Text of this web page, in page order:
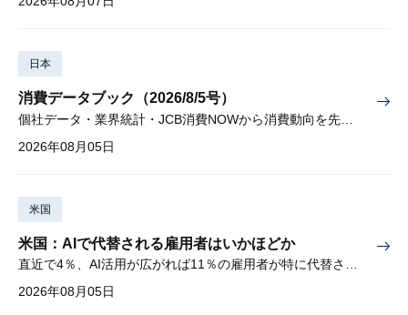
日本
消費データブック（2026/8/5号）
2026年08月05日
米国
米国：AIで代替される雇用者はいかほどか
直近で4％、AI活用が広がれば11％の雇用者が特に代替されやすい
2026年08月05日